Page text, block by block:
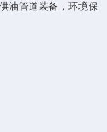
油管道装备，环境保